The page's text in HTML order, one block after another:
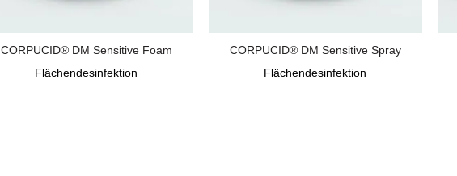
CORPUCID® DM Sensitive Foam
Flächendesinfektion
CORPUCID® DM Sensitive Spray
Flächendesinfektion